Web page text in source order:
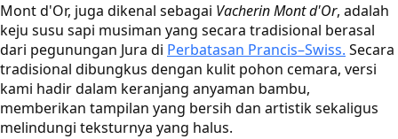
Mont d'Or, juga dikenal sebagai Vacherin Mont d'Or, adalah
keju susu sapi musiman yang secara tradisional berasal
dari pegunungan Jura di Perbatasan Prancis–Swiss. Secara
tradisional dibungkus dengan kulit pohon cemara, versi
kami hadir dalam keranjang anyaman bambu,
memberikan tampilan yang bersih dan artistik sekaligus
melindungi teksturnya yang halus.